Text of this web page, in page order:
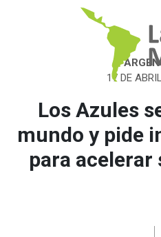
17 DE
Los Azules
mundo y pide
para acelerar